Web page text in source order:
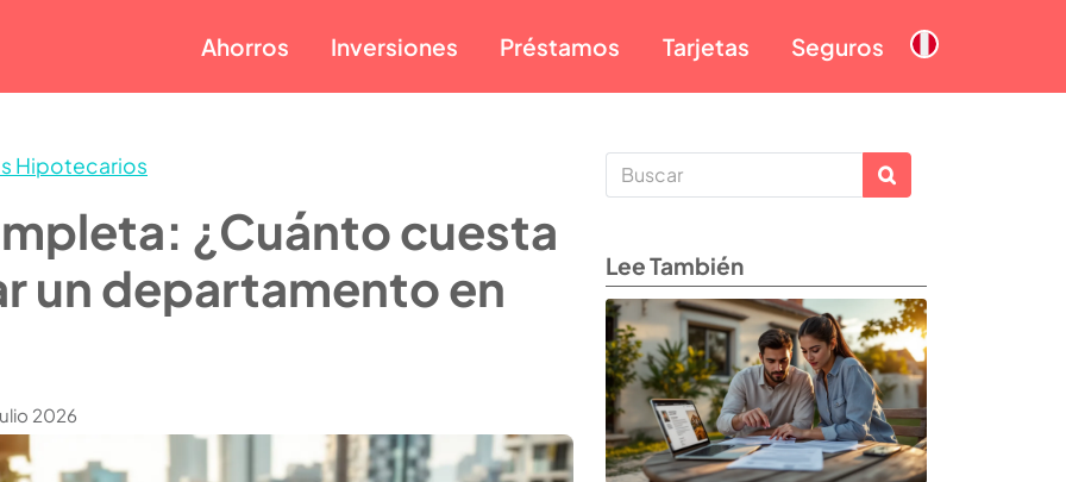
Ahorros Inversiones Préstamos Tarjetas Seguros
Hipotecarios
¿Cuánto cuesta
un departamento en
2026
Lee También